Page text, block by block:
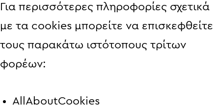
Για περισσότερες πληροφορίες σχετικά
με τα cookies μπορείτε να επισκεφθείτε
τους παρακάτω ιστότοπους τρίτων
φορέων:
AllAboutCookies